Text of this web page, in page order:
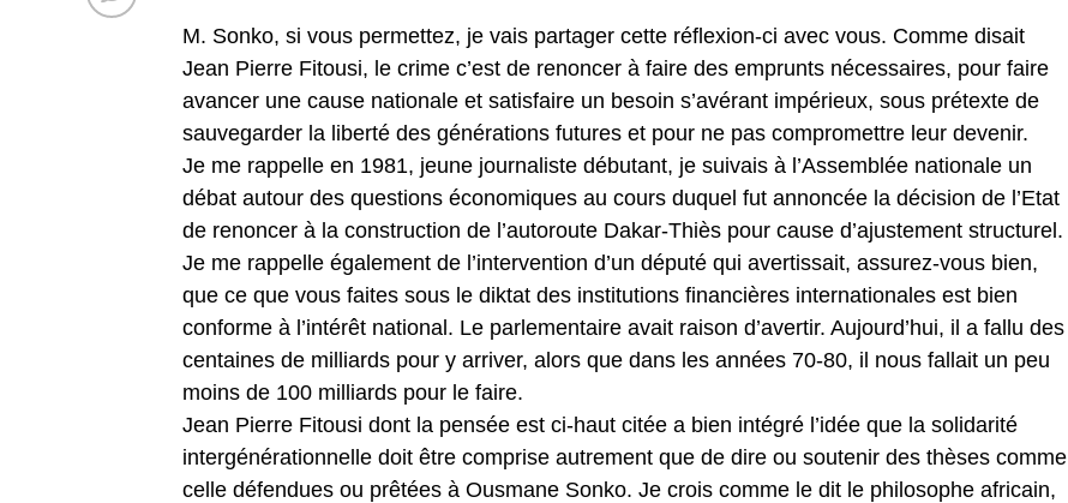
M. Sonko, si vous permettez, je vais partager cette réflexion-ci avec vous. Comme disait
Jean Pierre Fitousi, le crime c’est de renoncer à faire des emprunts nécessaires, pour faire
avancer une cause nationale et satisfaire un besoin s’avérant impérieux, sous prétexte de
sauvegarder la liberté des générations futures et pour ne pas compromettre leur devenir.
Je me rappelle en 1981, jeune journaliste débutant, je suivais à l’Assemblée nationale un
débat autour des questions économiques au cours duquel fut annoncée la décision de l’Etat
de renoncer à la construction de l’autoroute Dakar-Thiès pour cause d’ajustement structurel.
Je me rappelle également de l’intervention d’un député qui avertissait, assurez-vous bien,
que ce que vous faites sous le diktat des institutions financières internationales est bien
conforme à l’intérêt national. Le parlementaire avait raison d’avertir. Aujourd’hui, il a fallu des
centaines de milliards pour y arriver, alors que dans les années 70-80, il nous fallait un peu
moins de 100 milliards pour le faire.
Jean Pierre Fitousi dont la pensée est ci-haut citée a bien intégré l’idée que la solidarité
intergénérationnelle doit être comprise autrement que de dire ou soutenir des thèses comme
celle défendues ou prêtées à Ousmane Sonko. Je crois comme le dit le philosophe africain,